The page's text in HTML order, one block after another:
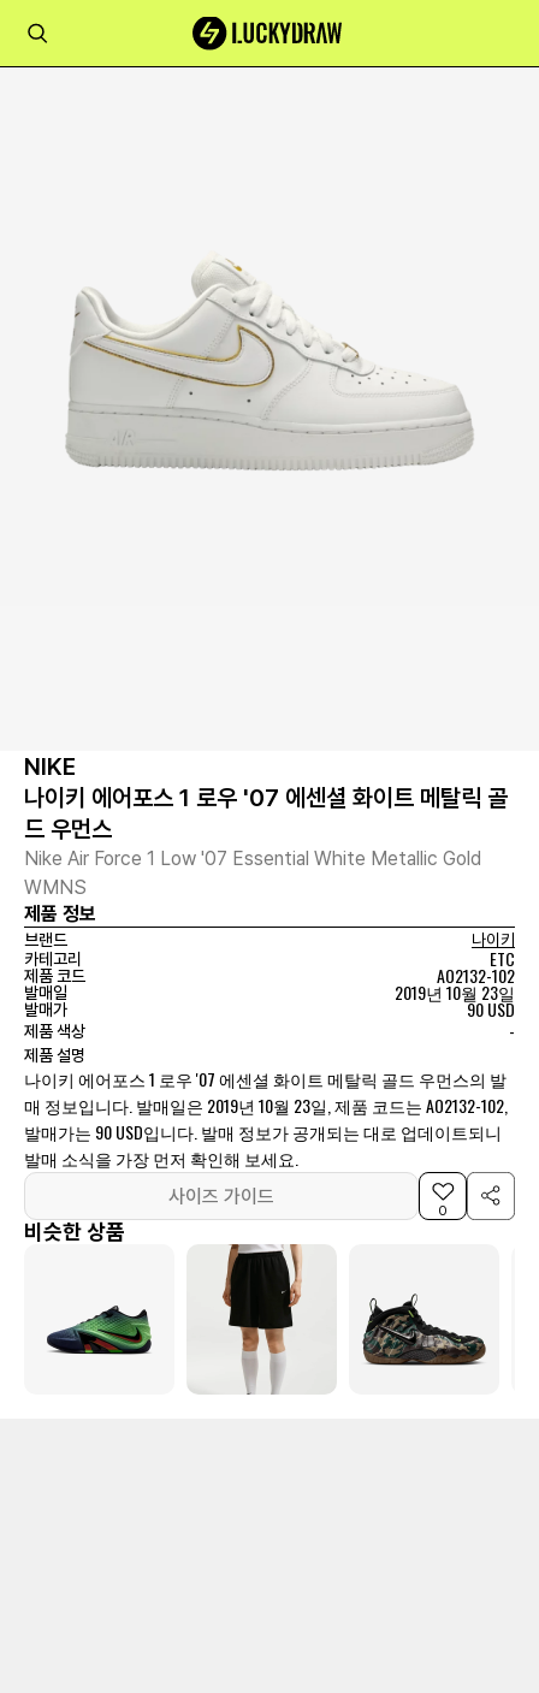
NIKE
나이키 에어포스 1 로우 '07 에센셜 화이트 메탈릭 골
드 우먼스
Nike Air Force 1 Low '07 Essential White Metallic Gold
WMNS
제품 정보
브랜드
나이키
카테고리
ETC
제품 코드 AO2132-102
발매일 2019년 10월 23일
발매가 90 USD
제품 색상 -
제품 설명
나이키 에어포스 1 로우 '07 에센셜 화이트 메탈릭 골드 우먼스의 발
매 정보입니다. 발매일은 2019년 10월 23일, 제품 코드는 AO2132-102,
발매가는 90 USD입니다. 발매 정보가 공개되는 대로 업데이트되니
발매 소식을 가장 먼저 확인해 보세요.
사이즈 가이드
0
비슷한 상품